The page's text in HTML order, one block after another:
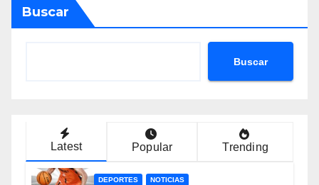
Buscar
Buscar
Latest Popular Trending
DEPORTES NOTICIAS